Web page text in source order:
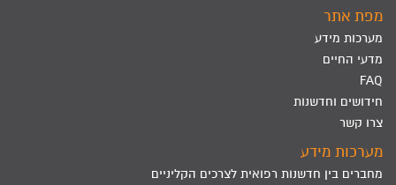
מפת אתר
מערכות מידע
מדעי החיים
FAQ
חידושים וחדשנות
צרו קשר
מערכות מידע
מחברים בין חדשנות רפואית לצרכים הקליניים